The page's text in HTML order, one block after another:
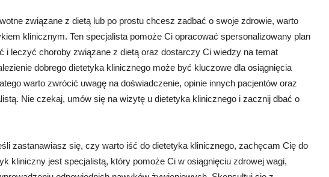
związane z dietą lub po prostu chcesz zadbać o swoje zdrowie, warto
klinicznym. Ten specjalista pomoże Ci opracować spersonalizowany plan
i leczyć choroby związane z dietą oraz dostarczy Ci wiedzy na temat
dobrego dietetyka klinicznego może być kluczowe dla osiągnięcia
warto zwrócić uwagę na doświadczenie, opinie innych pacjentów oraz
Nie czekaj, umów się na wizytę u dietetyka klinicznego i zacznij dbać o
zastanawiasz się, czy warto iść do dietetyka klinicznego, zachęcam Cię do
kliniczny jest specjalistą, który pomoże Ci w osiągnięciu zdrowej wagi,